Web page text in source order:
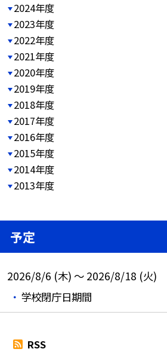
2024年度
2023年度
2022年度
2021年度
2020年度
2019年度
2018年度
2017年度
2016年度
2015年度
2014年度
2013年度
予定
2026/8/6 (木) ～ 2026/8/18 (火)
学校閉庁日期間
RSS